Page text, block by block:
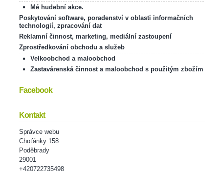
Mé hudební akce.
Poskytování software, poradenství v oblasti informačních
technologií, zpracování dat
Reklamní činnost, marketing, mediální zastoupení
Zprostředkování obchodu a služeb
Velkoobchod a maloobchod
Zastavárenská činnost a maloobchod s použitým zbožím
Facebook
Kontakt
Správce webu
Choťánky 158
Poděbrady
29001
+420722735498